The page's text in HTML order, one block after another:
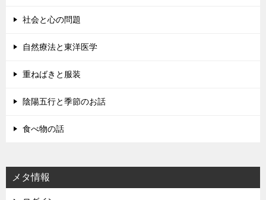
社会と心の問題
自然療法と東洋医学
重ねばきと服装
陰陽五行と季節のお話
食べ物の話
メタ情報